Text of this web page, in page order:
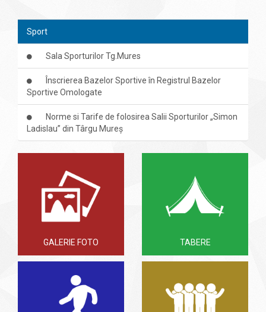
Sport
Sala Sporturilor Tg.Mures
Înscrierea Bazelor Sportive în Registrul Bazelor
Sportive Omologate
Norme si Tarife de folosirea Salii Sporturilor „Simon
Ladislau” din Târgu Mureș
GALERIE FOTO TABERE